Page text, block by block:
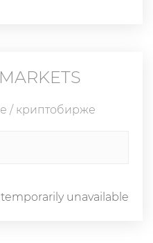
/ криптобирже
unavailable